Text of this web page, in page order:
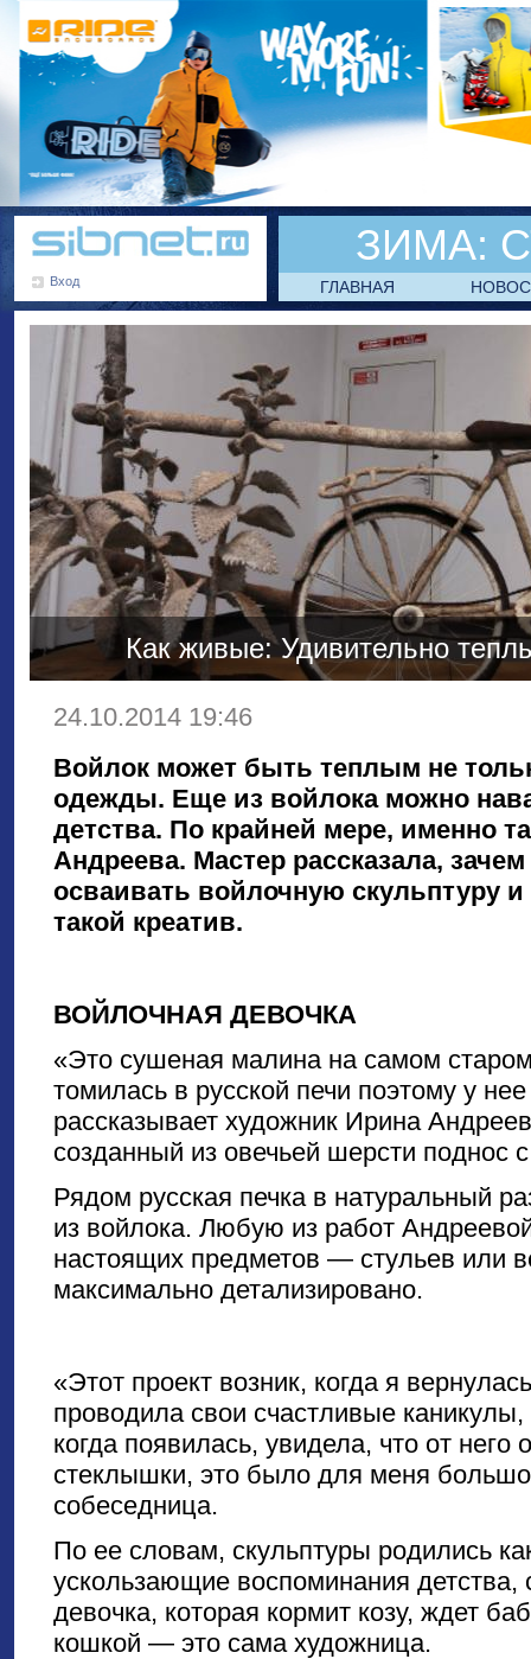
Вход
ЗИМА:
ГЛАВНАЯ
Как живые: Удивительно
24.10.2014 19:46
Войлок может быть теплым не
одежды. Еще из войлока можно
детства. По крайней мере, именно
Андреева. Мастер рассказала,
осваивать войлочную скульптуру и
такой креатив.
ВОЙЛОЧНАЯ ДЕВОЧКА
«Это сушеная малина на самом
томилась в русской печи поэтому у
рассказывает художник Ирина
созданный из овечьей шерсти поднос
Рядом русская печка в натуральный
из войлока. Любую из работ
настоящих предметов — стульев или
максимально детализировано.
«Этот проект возник, когда я
проводила свои счастливые
когда появилась, увидела, что от него
стеклышки, это было для меня
собеседница.
По ее словам, скульптуры родились
ускользающие воспоминания детства,
девочка, которая кормит козу, ждет
кошкой — это сама художница.